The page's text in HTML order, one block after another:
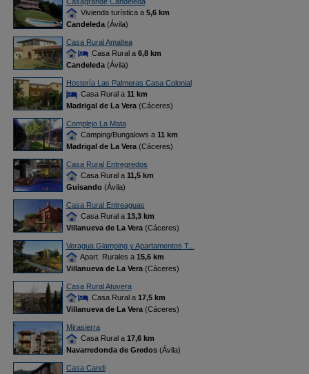
Vivienda turística a 5,6 km
Candeleda(Ávila)
Casa Rural Amaltea
Casa Rural a 6,8 km
Candeleda(Ávila)
Hostería Las Palmeras Casa Colonial
Casa Rural a 11 km
Madrigal de La Vera(Cáceres)
Complejo La Mata
Camping/Bungalows a 11 km
Madrigal de La Vera(Cáceres)
Casa Rural Entregredos
Casa Rural a 11,5 km
Guisando(Ávila)
Casa Rural Entreaguas
Casa Rural a 13,3 km
Villanueva de La Vera(Cáceres)
Veragua Glamping y Apartamentos T...
Apart. Rurales a 15,6 km
Villanueva de La Vera(Cáceres)
Casa Rural Atuvera
Casa Rural a 17,5 km
Villanueva de La Vera(Cáceres)
Mirasierra
Casa Rural a 17,6 km
Navarredonda de Gredos(Ávila)
Casa Candi